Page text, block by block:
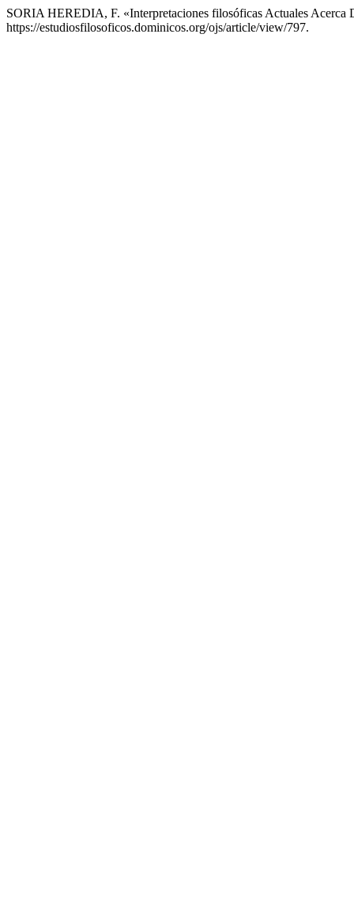
SORIA HEREDIA, F. «Interpretaciones filosóficas Actuales Acerca
https://estudiosfilosoficos.dominicos.org/ojs/article/view/797.